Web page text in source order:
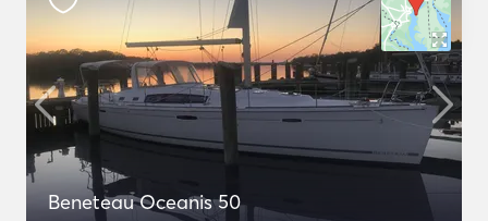
Beneteau Oceanis 50